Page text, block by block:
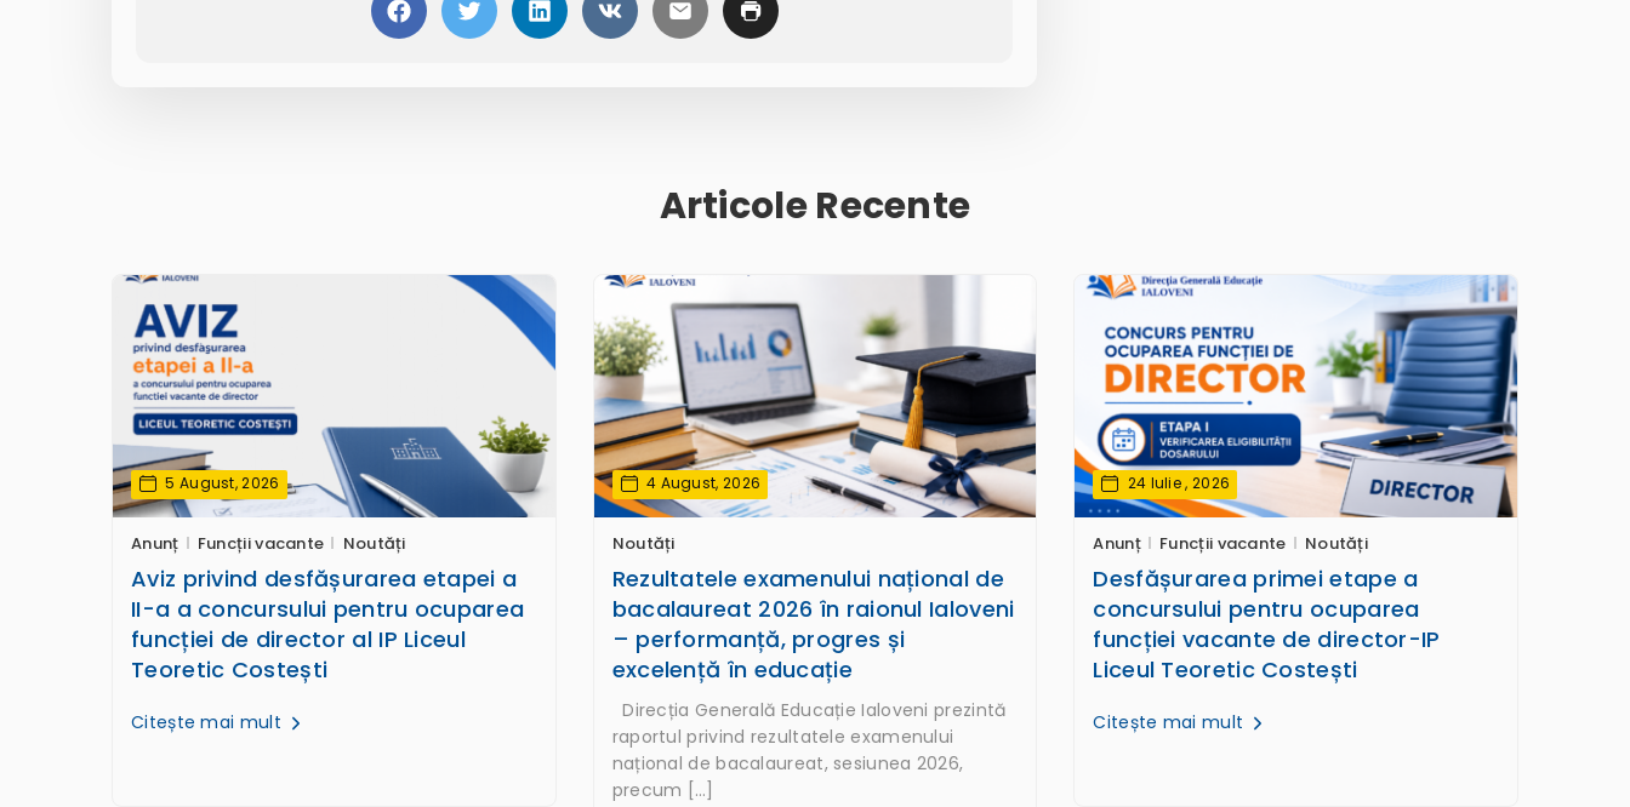
Articole Recente
5 August, 2026
Anunț Funcții vacante Noutăți
Aviz privind desfășurarea etapei a
II-a a concursului pentru ocuparea
funcției de director al IP Liceul
Teoretic Costești
Citește mai mult
4 August, 2026
Noutăți
Rezultatele examenului național de
bacalaureat 2026 în raionul Ialoveni
– performanță, progres și
excelență în educație
Direcția Generală Educație Ialoveni prezintă
raportul privind rezultatele examenului
național de bacalaureat, sesiunea 2026,
precum […]
24 Iulie , 2026
Anunț Funcții vacante Noutăți
Desfășurarea primei etape a
concursului pentru ocuparea
funcției vacante de director-IP
Liceul Teoretic Costești
Citește mai mult